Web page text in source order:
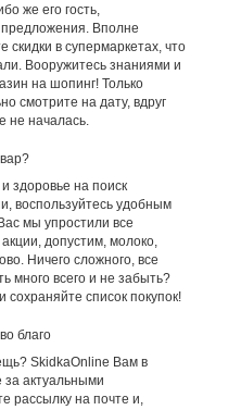
же его гость,
Вполне
скидки в супермаркетах, что
Вооружитесь знаниями и
на шопинг! Только
смотрите на дату, вдруг
не началась.
здоровье на поиск
воспользуйтесь удобным
мы упростили все
допустим, молоко,
Ничего сложного, все
много всего и не забыть?
список покупок!
благо
SkidkaOnline Вам в
актуальными
рассылку на почте и,